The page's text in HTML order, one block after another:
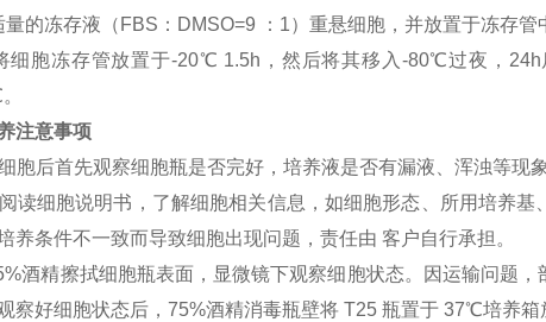
量的冻存液（FBS：DMSO=9 ：1）重悬细胞，并放置于冻存管
细胞冻存管放置于-20℃ 1.5h，然后将其移入-80℃过夜，
注意事项
胞后首先观察细胞瓶是否完好，培养液是否有漏液、浑浊等现
读细胞说明书，了解细胞相关信息，如细胞形态、所用培养
养条件不一致而导致细胞出现问题，责任由 客户自行承担。
酒精擦拭细胞瓶表面，显微镜下观察细胞状态。因运输问题
察好细胞状态后，75%酒精消毒瓶壁将 T25 瓶置于 37℃培养箱